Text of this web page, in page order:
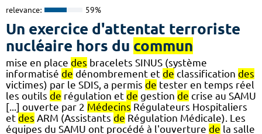
relevance: 59%
Un exercice d'attentat terroriste
nucléaire hors du commun
mise en place des bracelets SINUS (système
informatisé de dénombrement et de classification des
victimes) par le SDIS, a permis de tester en temps réel
les outils de régulation et de gestion de crise au SAMU
[...] ouverte par 2 Médecins Régulateurs Hospitaliers
et des ARM (Assistants de Régulation Médicale). Les
équipes du SAMU ont procédé à l'ouverture de la salle